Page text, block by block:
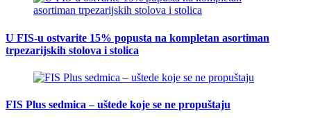
U FIS-u ostvarite 15% popusta na kompletan asortiman
trpezarijskih stolova i stolica
FIS Plus sedmica – uštede koje se ne propuštaju